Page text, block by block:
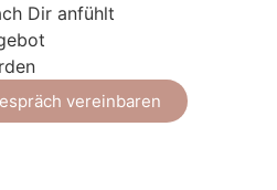
Dir anfühlt
vereinbaren